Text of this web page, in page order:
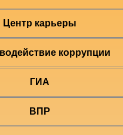
Центр карьеры
коррупции
ГИА
ВПР